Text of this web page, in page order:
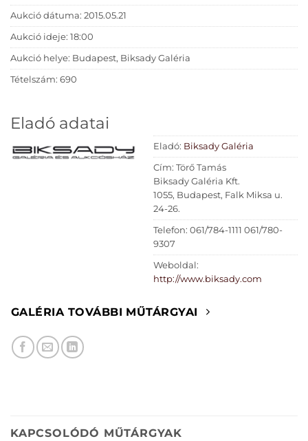
Aukció dátuma: 2015.05.21
Aukció ideje: 18:00
Aukció helye: Budapest, Biksady Galéria
Tételszám: 690
Eladó adatai
Eladó: Biksady Galéria
Cím: Törő Tamás
Biksady Galéria Kft.
1055, Budapest, Falk Miksa u.
24-26.
Telefon: 061/784-1111 061/780-
9307
Weboldal:
http://www.biksady.com
GALÉRIA TOVÁBBI MŰTÁRGYAI
KAPCSOLÓDÓ MŰTÁRGYAK